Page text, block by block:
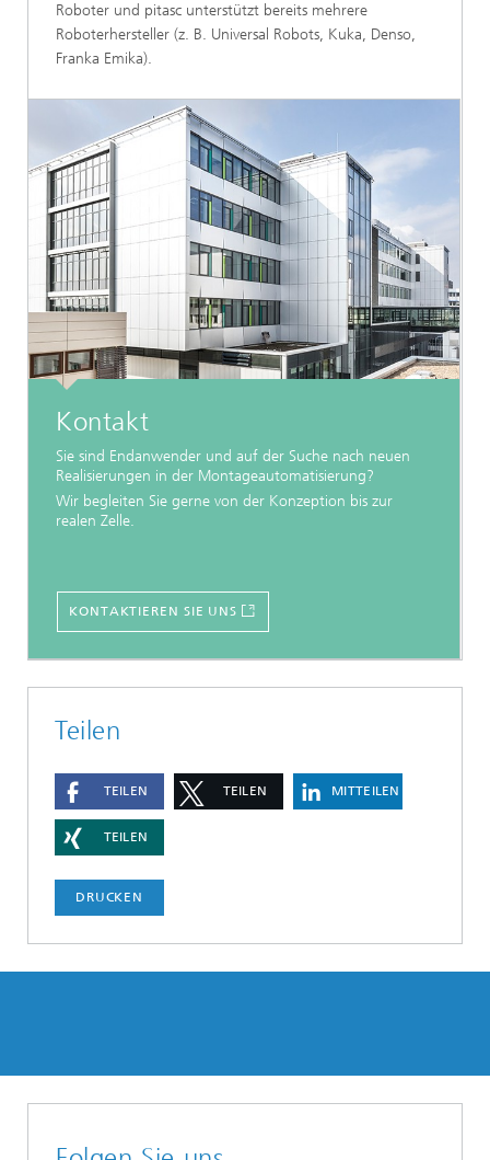
Roboter und pitasc unterstützt bereits mehrere
Roboterhersteller (z. B. Universal Robots, Kuka, Denso,
Franka Emika).
Kontakt
Sie sind Endanwender und auf der Suche nach neuen
Realisierungen in der Montageautomatisierung?
Wir begleiten Sie gerne von der Konzeption bis zur
realen Zelle.
KONTAKTIEREN SIE UNS
Teilen
TEILEN TEILEN MITTEILEN
TEILEN
DRUCKEN